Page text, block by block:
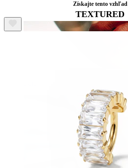
Získajte tento vzhľad
TEXTURED